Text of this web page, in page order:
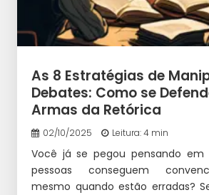
As 8 Estratégias de
Debates: Como se
Armas da Retórica
02/10/2025 Leitura: 4 min
Você já se pegou pensando em
pessoas conseguem
mesmo quando estão erradas?